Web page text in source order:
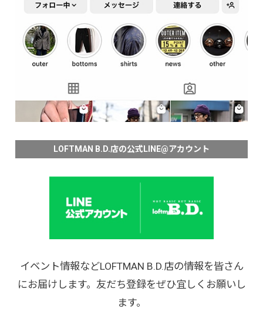
LOFTMAN B.D.店の公式LINE@アカウント
イベント情報などLOFTMAN B.D.店の情報を皆さん
にお届けします。友だち登録をぜひ宜しくお願いし
ます。